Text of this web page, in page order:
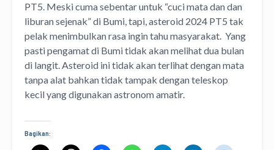
PT5. Meski cuma sebentar untuk “cuci mata dan dan
liburan sejenak” di Bumi, tapi, asteroid 2024 PT5 tak
pelak menimbulkan rasa ingin tahu masyarakat. Yang
pasti pengamat di Bumi tidak akan melihat dua bulan
di langit. Asteroid ini tidak akan terlihat dengan mata
tanpa alat bahkan tidak tampak dengan teleskop
kecil yang digunakan astronom amatir.
Bagikan: